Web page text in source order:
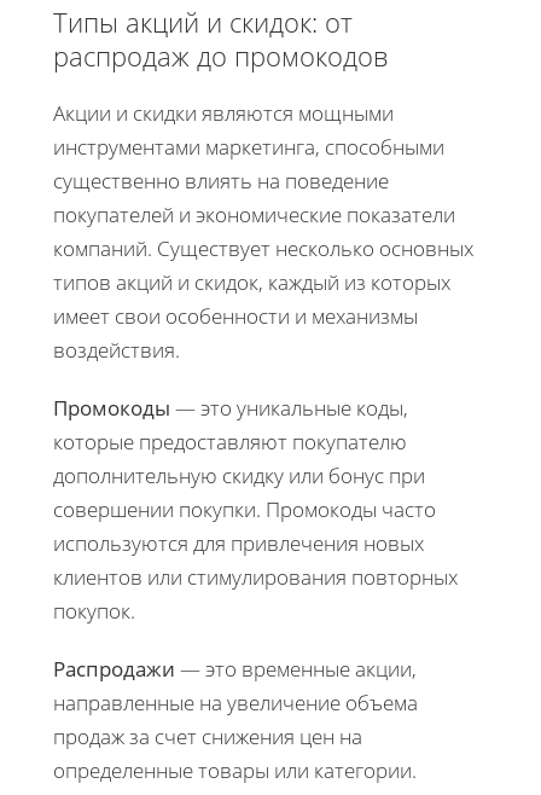
Типы акций и скидок: от
распродаж до промокодов
Акции и скидки являются мощными
инструментами маркетинга, способными
существенно влиять на поведение
покупателей и экономические показатели
компаний. Существует несколько основных
типов акций и скидок, каждый из которых
имеет свои особенности и механизмы
воздействия.
Промокоды — это уникальные коды,
которые предоставляют покупателю
дополнительную скидку или бонус при
совершении покупки. Промокоды часто
используются для привлечения новых
клиентов или стимулирования повторных
покупок.
Распродажи — это временные акции,
направленные на увеличение объема
продаж за счет снижения цен на
определенные товары или категории.